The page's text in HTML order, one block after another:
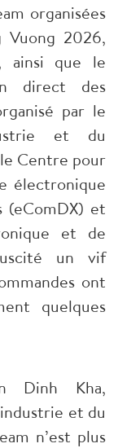
organisées
2026,
ainsi que le
direct des
par le
et du
Centre pour
électronique
(eComDX) et
et de
un vif
ont
quelques
Dinh Kha,
et du
n’est plus